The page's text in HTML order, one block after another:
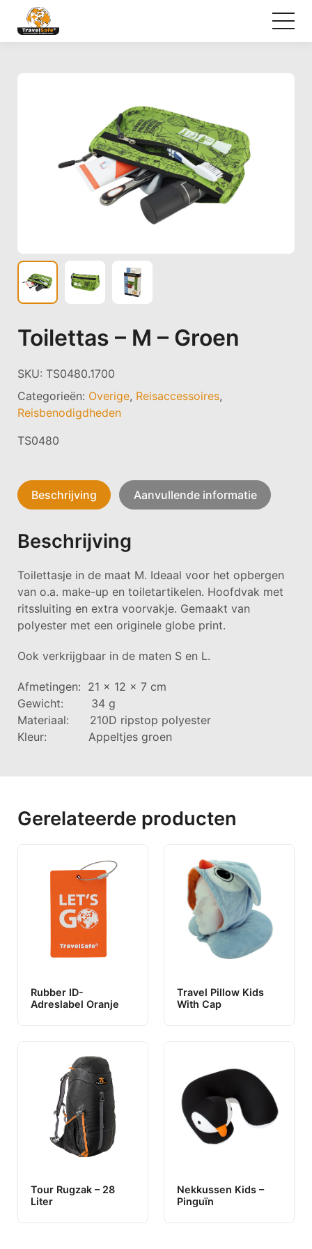
Toilettas – M – Groen
SKU: TS0480.1700
Categorieën: Overige, Reisaccessoires,
Reisbenodigdheden
TS0480
Beschrijving Aanvullende informatie
Beschrijving
Toilettasje in de maat M. Ideaal voor het opbergen
van o.a. make-up en toiletartikelen. Hoofdvak met
ritssluiting en extra voorvakje. Gemaakt van
polyester met een originele globe print.
Ook verkrijgbaar in de maten S en L.
Afmetingen: 21 x 12 x 7 cm
Gewicht: 34 g
Materiaal: 210D ripstop polyester
Kleur: Appeltjes groen
Gerelateerde producten
Rubber ID-
Adreslabel Oranje
Travel Pillow Kids
With Cap
Tour Rugzak – 28
Liter
Nekkussen Kids –
Pinguïn